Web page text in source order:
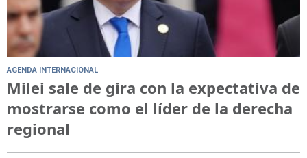
AGENDA INTERNACIONAL
Milei sale de gira con la expectativa de
mostrarse como el líder de la derecha
regional